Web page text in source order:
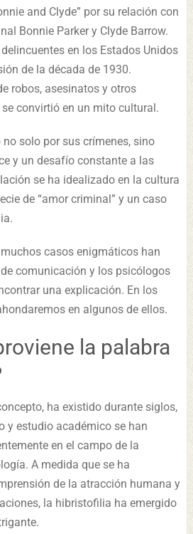
and Clyde” por su relación con
Bonnie Parker y Clyde Barrow.
en los Estados Unidos
de la década de 1930.
robos, asesinatos y otros
convirtió en un mito cultural.
solo por sus crímenes, sino
y un desafío constante a las
se ha idealizado en la cultura
de “amor criminal” y un caso
casos enigmáticos han
comunicación y los psicólogos
una explicación. En los
en algunos de ellos.
la palabra
ha existido durante siglos,
y estudio académico se han
en el campo de la
A medida que se ha
de la atracción humana y
la hibristofilia ha emergido